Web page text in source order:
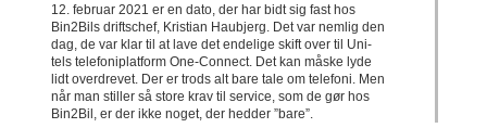
12. februar 2021 er en dato, der har bidt sig fast hos
Bin2Bils driftschef, Kristian Haubjerg. Det var nemlig den
dag, de var klar til at lave det endelige skift over til Uni-
tels telefoniplatform One-Connect. Det kan måske lyde
lidt overdrevet. Der er trods alt bare tale om telefoni. Men
når man stiller så store krav til service, som de gør hos
Bin2Bil, er der ikke noget, der hedder ”bare”.